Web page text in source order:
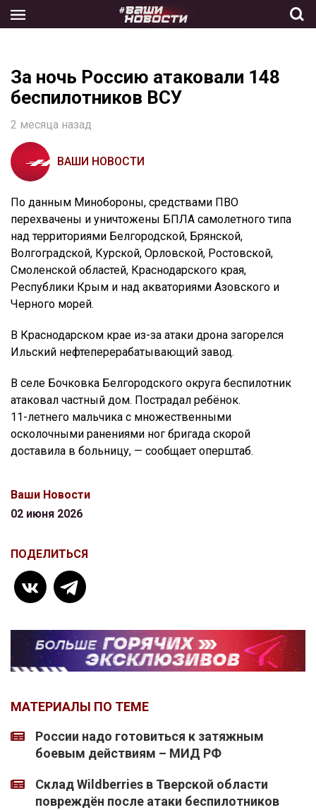
the
За ночь Россию атаковали 148
беспилотников ВСУ
2 месяца назад
ВАШИ НОВОСТИ
По данным Минобороны, средствами ПВО
перехвачены и уничтожены БПЛА самолетного типа
над территориями Белгородской, Брянской,
Волгоградской, Курской, Орловской, Ростовской,
Смоленской областей, Краснодарского края,
Республики Крым и над акваториями Азовского и
Черного морей.
В Краснодарском крае из-за атаки дрона загорелся
Ильский нефтеперерабатывающий завод.
В селе Бочковка Белгородского округа беспилотник
атаковал частный дом. Пострадал ребёнок.
11-летнего мальчика с множественными
осколочными ранениями ног бригада скорой
доставила в больницу, — сообщает оперштаб.
Ваши Новости
02 июня 2026
ПОДЕЛИТЬСЯ
МАТЕРИАЛЫ ПО ТЕМЕ
России надо готовиться к затяжным
боевым действиям – МИД РФ
Склад Wildberries в Тверской области
повреждён после атаки беспилотников